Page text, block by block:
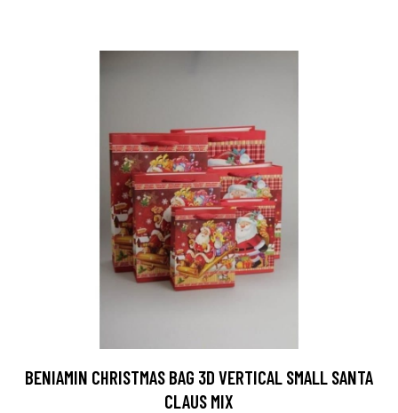
BENIAMIN CHRISTMAS BAG 3D VERTICAL SMALL SANTA
CLAUS MIX